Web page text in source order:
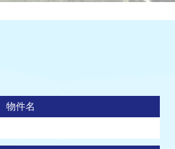
物件名